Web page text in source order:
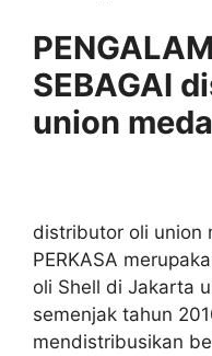
SEBAGAI
union
distributor oli union
PERKASA
oli Shell di Jakarta
semenjak tahun
mendistribusikan